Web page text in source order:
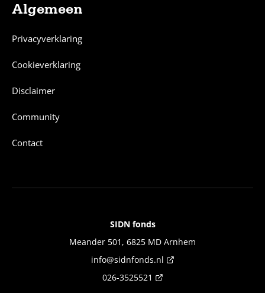
Algemeen
Privacyverklaring
Cookieverklaring
Disclaimer
Community
Contact
SIDN fonds
Meander 501, 6825 MD Arnhem
info@sidnfonds.nl
026-3525521